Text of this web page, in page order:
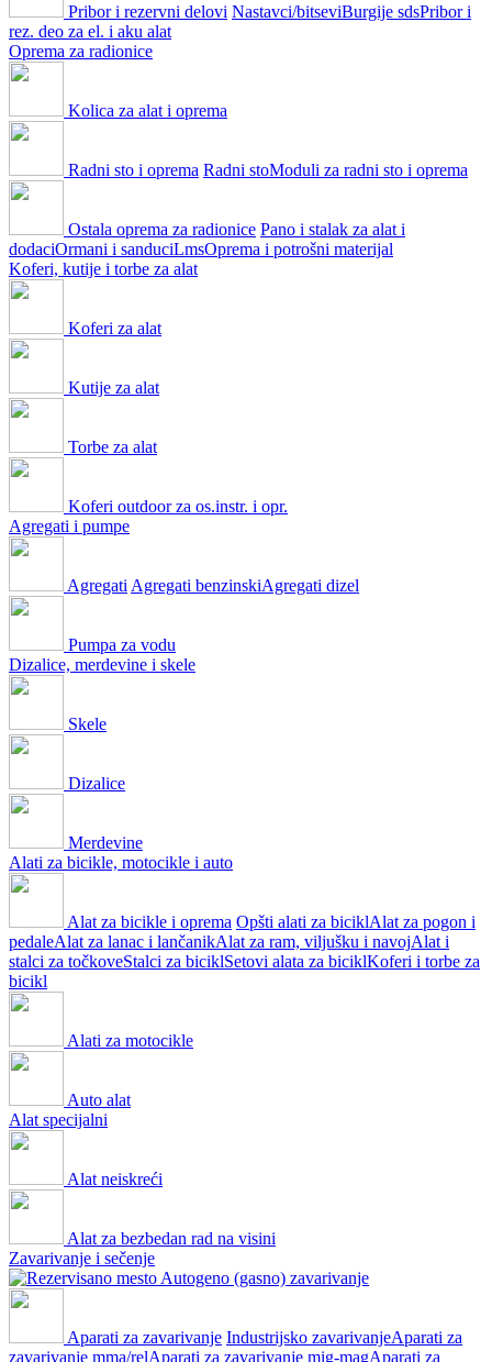
Pribor i rezervni delovi Nastavci/bitseviBurgije sdsPribor i
rez. deo za el. i aku alat
Oprema za radionice
Kolica za alat i oprema
Radni sto i oprema Radni stoModuli za radni sto i oprema
Ostala oprema za radionice Pano i stalak za alat i
dodaciOrmani i sanduciLmsOprema i potrošni materijal
Koferi, kutije i torbe za alat
Koferi za alat
Kutije za alat
Torbe za alat
Koferi outdoor za os.instr. i opr.
Agregati i pumpe
Agregati Agregati benzinskiAgregati dizel
Pumpa za vodu
Dizalice, merdevine i skele
Skele
Dizalice
Merdevine
Alati za bicikle, motocikle i auto
Alat za bicikle i oprema Opšti alati za biciklAlat za pogon i
pedaleAlat za lanac i lančanikAlat za ram, viljušku i navojAlat i
stalci za točkoveStalci za biciklSetovi alata za biciklKoferi i torbe za
bicikl
Alati za motocikle
Auto alat
Alat specijalni
Alat neiskreći
Alat za bezbedan rad na visini
Zavarivanje i sečenje
Autogeno (gasno) zavarivanje
Aparati za zavarivanje Industrijsko zavarivanjeAparati za
zavarivanje mma/relAparati za zavarivanje mig-magAparati za